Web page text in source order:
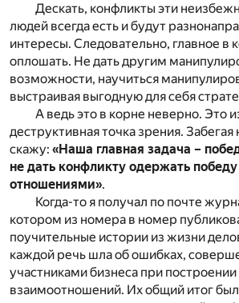
Дескать, конфликты эти
людей всегда есть и будут
интересы. Следовательно, главное в
оплошать. Не дать другим
возможности, научиться
выстраивая выгодную для себя
А ведь это в корне неверно. Это
деструктивная точка зрения.
скажу: «Наша главная задача –
не дать конфликту одержать
отношениями».
Когда-то я получал по почте
котором из номера в номер
поучительные истории из жизни
каждой речь шла об ошибках,
участниками бизнеса при построении
взаимоотношений. Их общий итог